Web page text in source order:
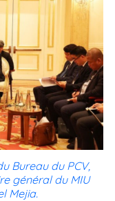
Bureau du PCV,
général du MIU
Mejia.